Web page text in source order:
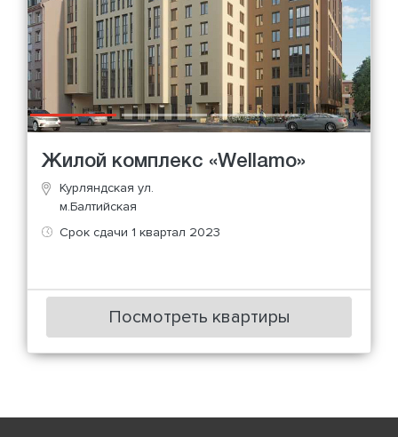
Жилой комплекс «Wellamo»
Курляндская ул.
м.Балтийская
Срок сдачи 1 квартал 2023
Посмотреть квартиры